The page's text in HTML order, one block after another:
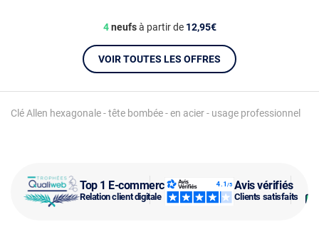
Top 1 E-commerce
Relation client digitale
Avis vérifiés
Clients satisfaits
Clé Allen hexagonale - tête bombée - en acier - usage professionnel
4neufsà partir de 12,95€
VOIR TOUTES LES OFFRES